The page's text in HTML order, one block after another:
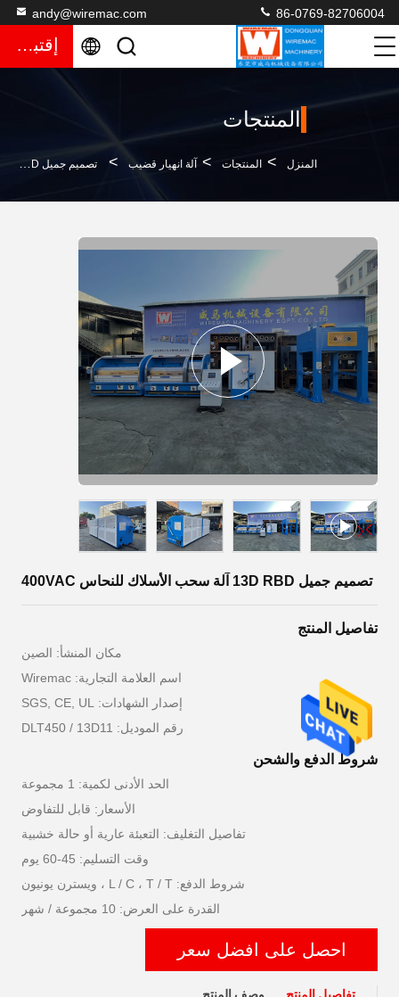
andy@wiremac.com 86-0769-82706004
إقتباس
المنتجات
المنزل > المنتجات > آلة انهيار قضيب > تصميم جميل 13D RBD آلة سحب الأسلاك للنحاس 400VAC
تصميم جميل 13D RBD آلة سحب الأسلاك للنحاس 400VAC
تفاصيل المنتج
مكان المنشأ: الصين
اسم العلامة التجارية: Wiremac
إصدار الشهادات: SGS, CE, UL
رقم الموديل: DLT450 / 13D11
شروط الدفع والشحن
الحد الأدنى لكمية: 1 مجموعة
الأسعار: قابل للتفاوض
تفاصيل التغليف: التعبئة عارية أو حالة خشبية
وقت التسليم: 45-60 يوم
شروط الدفع: L / C ، T / T ، ويسترن يونيون
القدرة على العرض: 10 مجموعة / شهر
احصل على افضل سعر